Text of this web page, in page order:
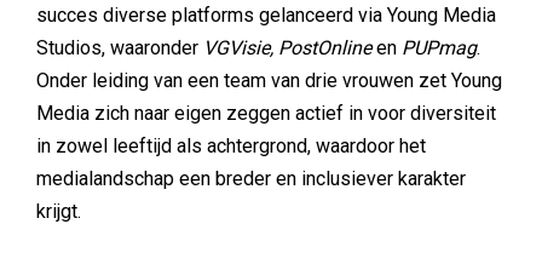
succes diverse platforms gelanceerd via Young Media
Studios, waaronder VGVisie, PostOnlineen PUPmag.
Onder leiding van een team van drie vrouwen zet Young
Media zich naar eigen zeggen actief in voor diversiteit
in zowel leeftijd als achtergrond, waardoor het
medialandschap een breder en inclusiever karakter
krijgt.